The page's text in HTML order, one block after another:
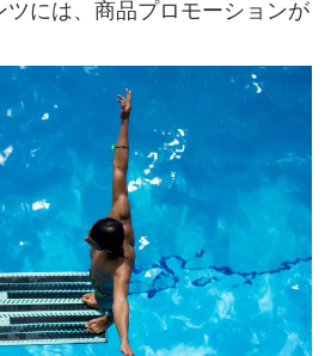
には、商品プロモーションが